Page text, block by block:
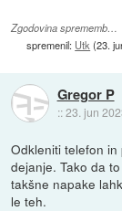
Zgodovina sprememb…
spremenil: Utk (23.
Gregor P
::23. jun
Odkleniti telefon
dejanje. Tako da
takšne napake
le teh.